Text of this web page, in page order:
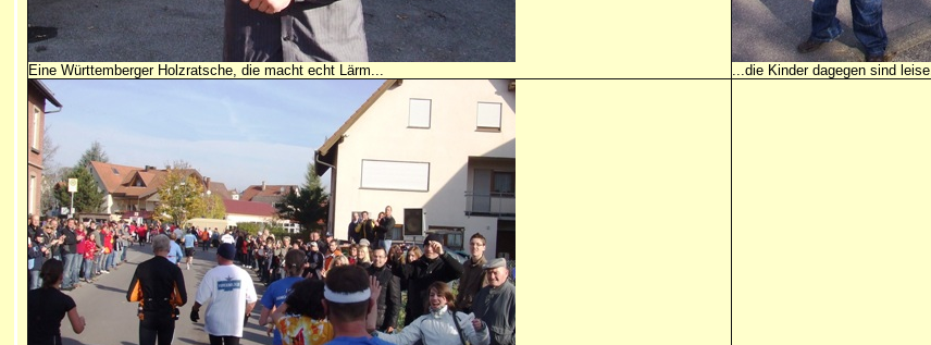
Eine Württemberger Holzratsche, die macht echt Lärm... ...die Kinder dagegen sind leise.